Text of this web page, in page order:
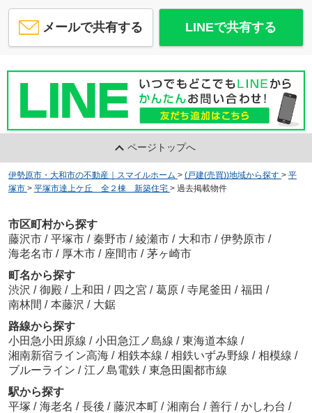
メールで共有する LINEで共有する
ページトップへ
伊勢原市・大和市の不動産｜スマイルホーム > (戸建(売買))地域から探す > 平
塚市 > 平塚市達上ケ丘 全２棟 新築住宅 > 過去掲載物件
市区町村から探す
藤沢市 / 平塚市 / 秦野市 / 綾瀬市 / 大和市 / 伊勢原市 /
海老名市 / 厚木市 / 座間市 / 茅ヶ崎市
町名から探す
渋沢 / 御殿 / 上和田 / 四之宮 / 葛原 / 寺尾釜田 / 福田 /
南林間 / 本藤沢 / 大鋸
路線から探す
小田急小田原線 / 小田急江ノ島線 / 東海道本線 /
湘南新宿ライン高海 / 相鉄本線 / 相鉄いずみ野線 / 相模線 /
ブルーライン / 江ノ島電鉄 / 東急田園都市線
駅から探す
平塚 / 海老名 / 長後 / 藤沢本町 / 湘南台 / 善行 / かしわ台 /